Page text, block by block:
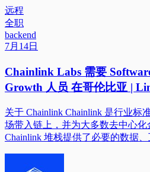
远程
全职
backend
7月14日
Chainlink Labs 需要
Growth 人员 在哥伦比亚 |
关于 Chainlink Chainlink 是行业标
场带入链上，并为大多数去中心化
Chainlink 堆栈提供了必要的数据、